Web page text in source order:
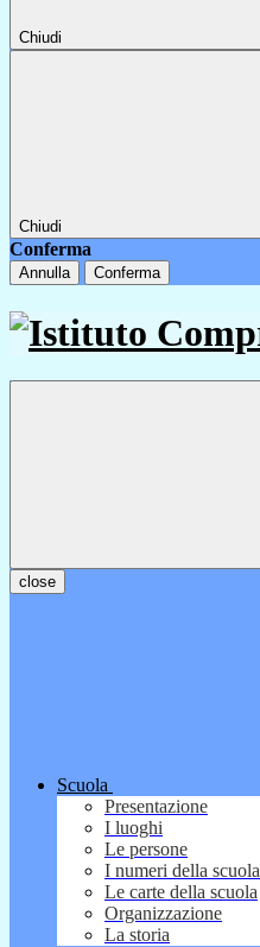
Chiudi
Chiudi
Conferma
Annulla Conferma
close
Scuola
Presentazione
I luoghi
Le persone
I numeri della scuola
Le carte della scuola
Organizzazione
La storia